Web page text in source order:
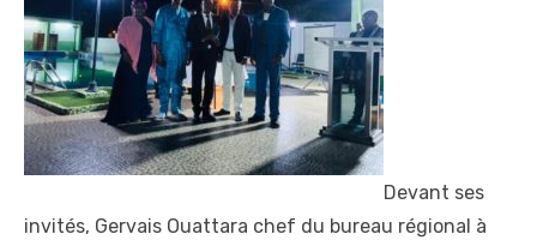
Devant ses
invités, Gervais Ouattara chef du bureau régional à